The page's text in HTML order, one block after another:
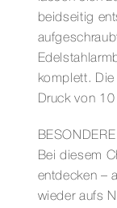
beidseitig
komplett.
Druck von
Bei diesem
entdecken –
wieder aufs